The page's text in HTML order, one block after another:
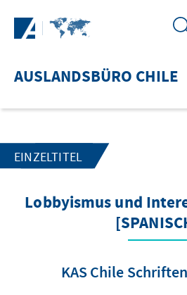
AUSLANDSBÜRO CHILE
EINZELTITEL
Lobbyismus und
KAS Chile